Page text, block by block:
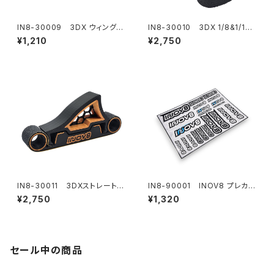
IN8-30009 3DX ウィング
エンドプレート 1/10 EP オンロ
ード用 - ホログラフィック
¥1,210
IN8-30010 3DX 1/8&1/10
オンロードホイールアーチサン
ダー
¥2,750
IN8-30011 3DXストレートサ
ンディングツール
¥2,750
IN8-90001 INOV8 プレカッ
トデカールシート
¥1,320
セール中の商品